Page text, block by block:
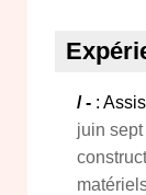
/ - :
juin